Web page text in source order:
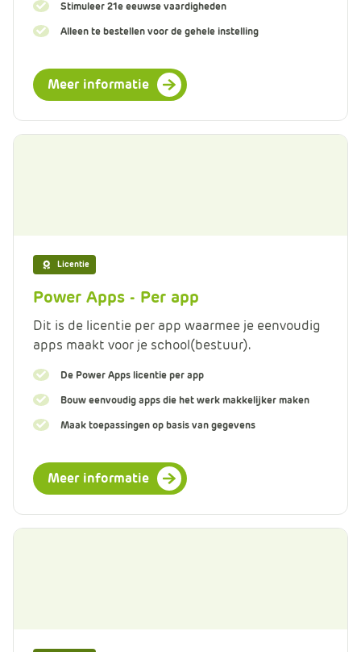
Stimuleer 21e eeuwse vaardigheden
Alleen te bestellen voor de gehele instelling
Meer informatie
Licentie
Power Apps - Per app
Dit is de licentie per app waarmee je eenvoudig
apps maakt voor je school(bestuur).
De Power Apps licentie per app
Bouw eenvoudig apps die het werk makkelijker maken
Maak toepassingen op basis van gegevens
Meer informatie